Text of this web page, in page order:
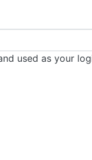
used as your